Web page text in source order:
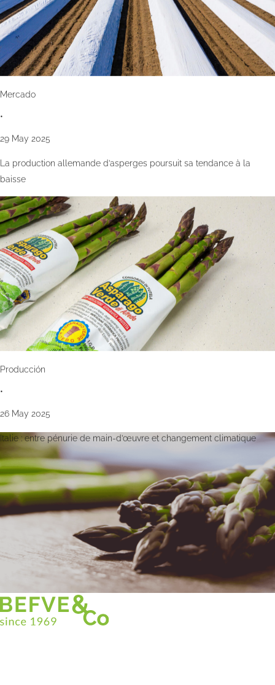
Mercado
•
29 May 2025
La production allemande d’asperges poursuit sa tendance à la
baisse
Producción
•
26 May 2025
Italie : entre pénurie de main-d’œuvre et changement climatique